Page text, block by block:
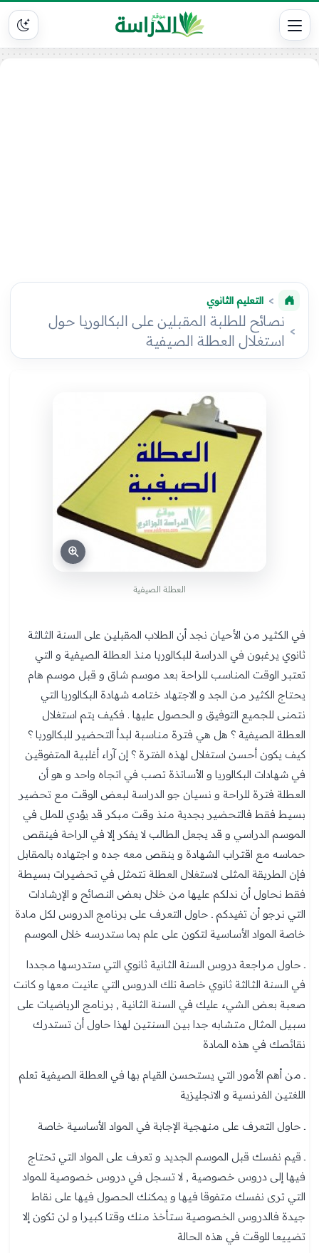
التعليم الثانوي
نصائح للطلبة المقبلين على البكالوريا حول
استغلال العطلة الصيفية
العطلة الصيفية
في الكثير من الأحيان نجد أن الطلاب المقبلين على السنة الثالثة
ثانوي يرغبون في الدراسة للبكالوريا منذ العطلة الصيفية و التي
تعتبر الوقت المناسب للراحة بعد موسم شاق و قبل موسم هام
يحتاج الكثير من الجد و الاجتهاد ختامه شهادة البكالوريا التي
نتمنى للجميع التوفيق و الحصول عليها . فكيف يتم استغلال
العطلة الصيفية ؟ هل هي فترة مناسبة لبدأ التحضير للبكالوريا ؟
كيف يكون أحسن استغلال لهذه الفترة ؟ إن آراء أغلبية المتفوقين
في شهادات البكالوريا و الأساتذة تصب في اتجاه واحد و هو أن
العطلة فترة للراحة و نسيان جو الدراسة لبعض الوقت مع تحضير
بسيط فقط فالتحضير بجدية منذ وقت مبكر قد يؤدي للملل في
الموسم الدراسي و قد يجعل الطالب لا يفكر إلا في الراحة فينقص
حماسه مع اقتراب الشهادة و ينقص معه جده و اجتهاده بالمقابل
فإن الطريقة المثلى لاستغلال العطلة تتمثل في تحضيرات بسيطة
فقط نحاول أن ندلكم عليها من خلال بعض النصائح و الإرشادات
التي نرجو أن تفيدكم ـ حاول التعرف على برنامج الدروس لكل مادة
خاصة المواد الأساسية لتكون على علم بما ستدرسه خلال الموسم
ـ حاول مراجعة دروس السنة الثانية ثانوي التي ستدرسها مجددا
في السنة الثالثة ثانوي خاصة تلك الدروس التي عانيت معها و كانت
صعبة بعض الشيء عليك في السنة الثانية , برنامج الرياضيات على
سبيل المثال متشابه جدا بين السنتين لهذا حاول أن تستدرك
نقائصك في هذه المادة
ـ من أهم الأمور التي يستحسن القيام بها في العطلة الصيفية تعلم
اللغتين الفرنسية و الانجليزية
ـ حاول التعرف على منهجية الإجابة في المواد الأساسية خاصة
ـ قيم نفسك قبل الموسم الجديد و تعرف على المواد التي تحتاج
فيها إلى دروس خصوصية , لا تسجل في دروس خصوصية للمواد
التي ترى نفسك متفوقا فيها و يمكنك الحصول فيها على نقاط
جيدة فالدروس الخصوصية ستأخذ منك وقتا كبيرا و لن تكون إلا
تضييعا للوقت في هذه الحالة